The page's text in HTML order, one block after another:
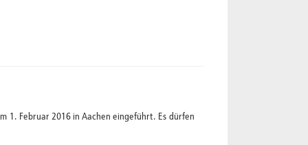
1. Februar 2016 in Aachen eingeführt. Es dürfen